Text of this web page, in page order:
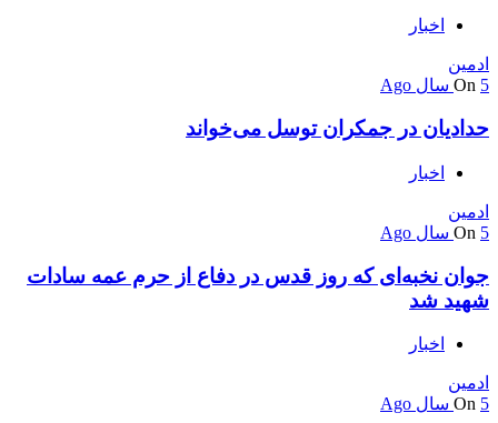
اخبار
ادمین
On 5 سال Ago
حدادیان در جمکران توسل می‌خواند
اخبار
ادمین
On 5 سال Ago
جوان نخبه‌ای که روز قدس در دفاع از حرم عمه سادات
شهید شد
اخبار
ادمین
On 5 سال Ago